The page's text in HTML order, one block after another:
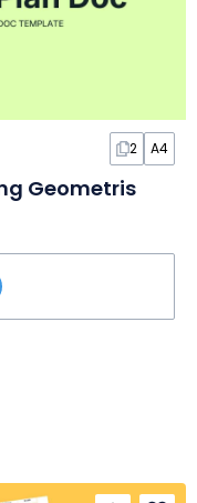
2 A4
Geometris